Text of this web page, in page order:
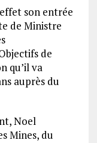
son entrée
de Ministre
de
qu’il va
auprès du
Noel
Mines, du